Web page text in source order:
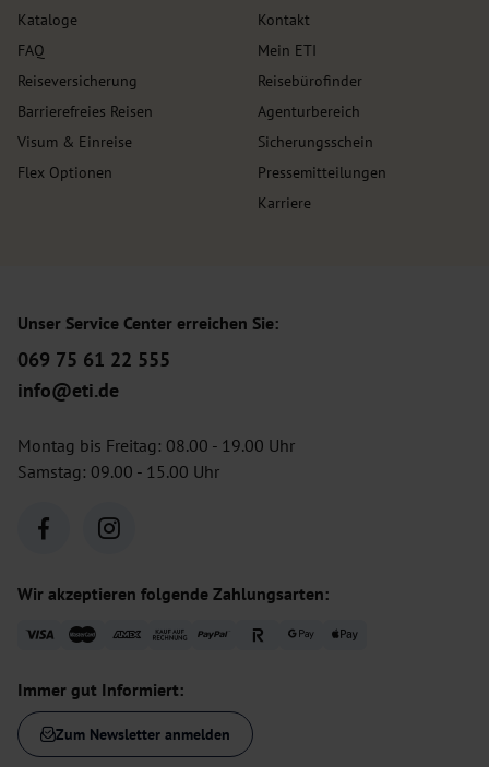
Kataloge
FAQ
Reiseversicherung
Barrierefreies Reisen
Visum & Einreise
Flex Optionen
Kontakt
Mein ETI
Reisebürofinder
Agenturbereich
Sicherungsschein
Pressemitteilungen
Karriere
Unser Service Center erreichen Sie:
069 75 61 22 555
info@eti.de
Montag bis Freitag: 08.00 - 19.00 Uhr
Samstag: 09.00 - 15.00 Uhr
Wir akzeptieren folgende Zahlungsarten:
Immer gut Informiert:
Zum Newsletter anmelden